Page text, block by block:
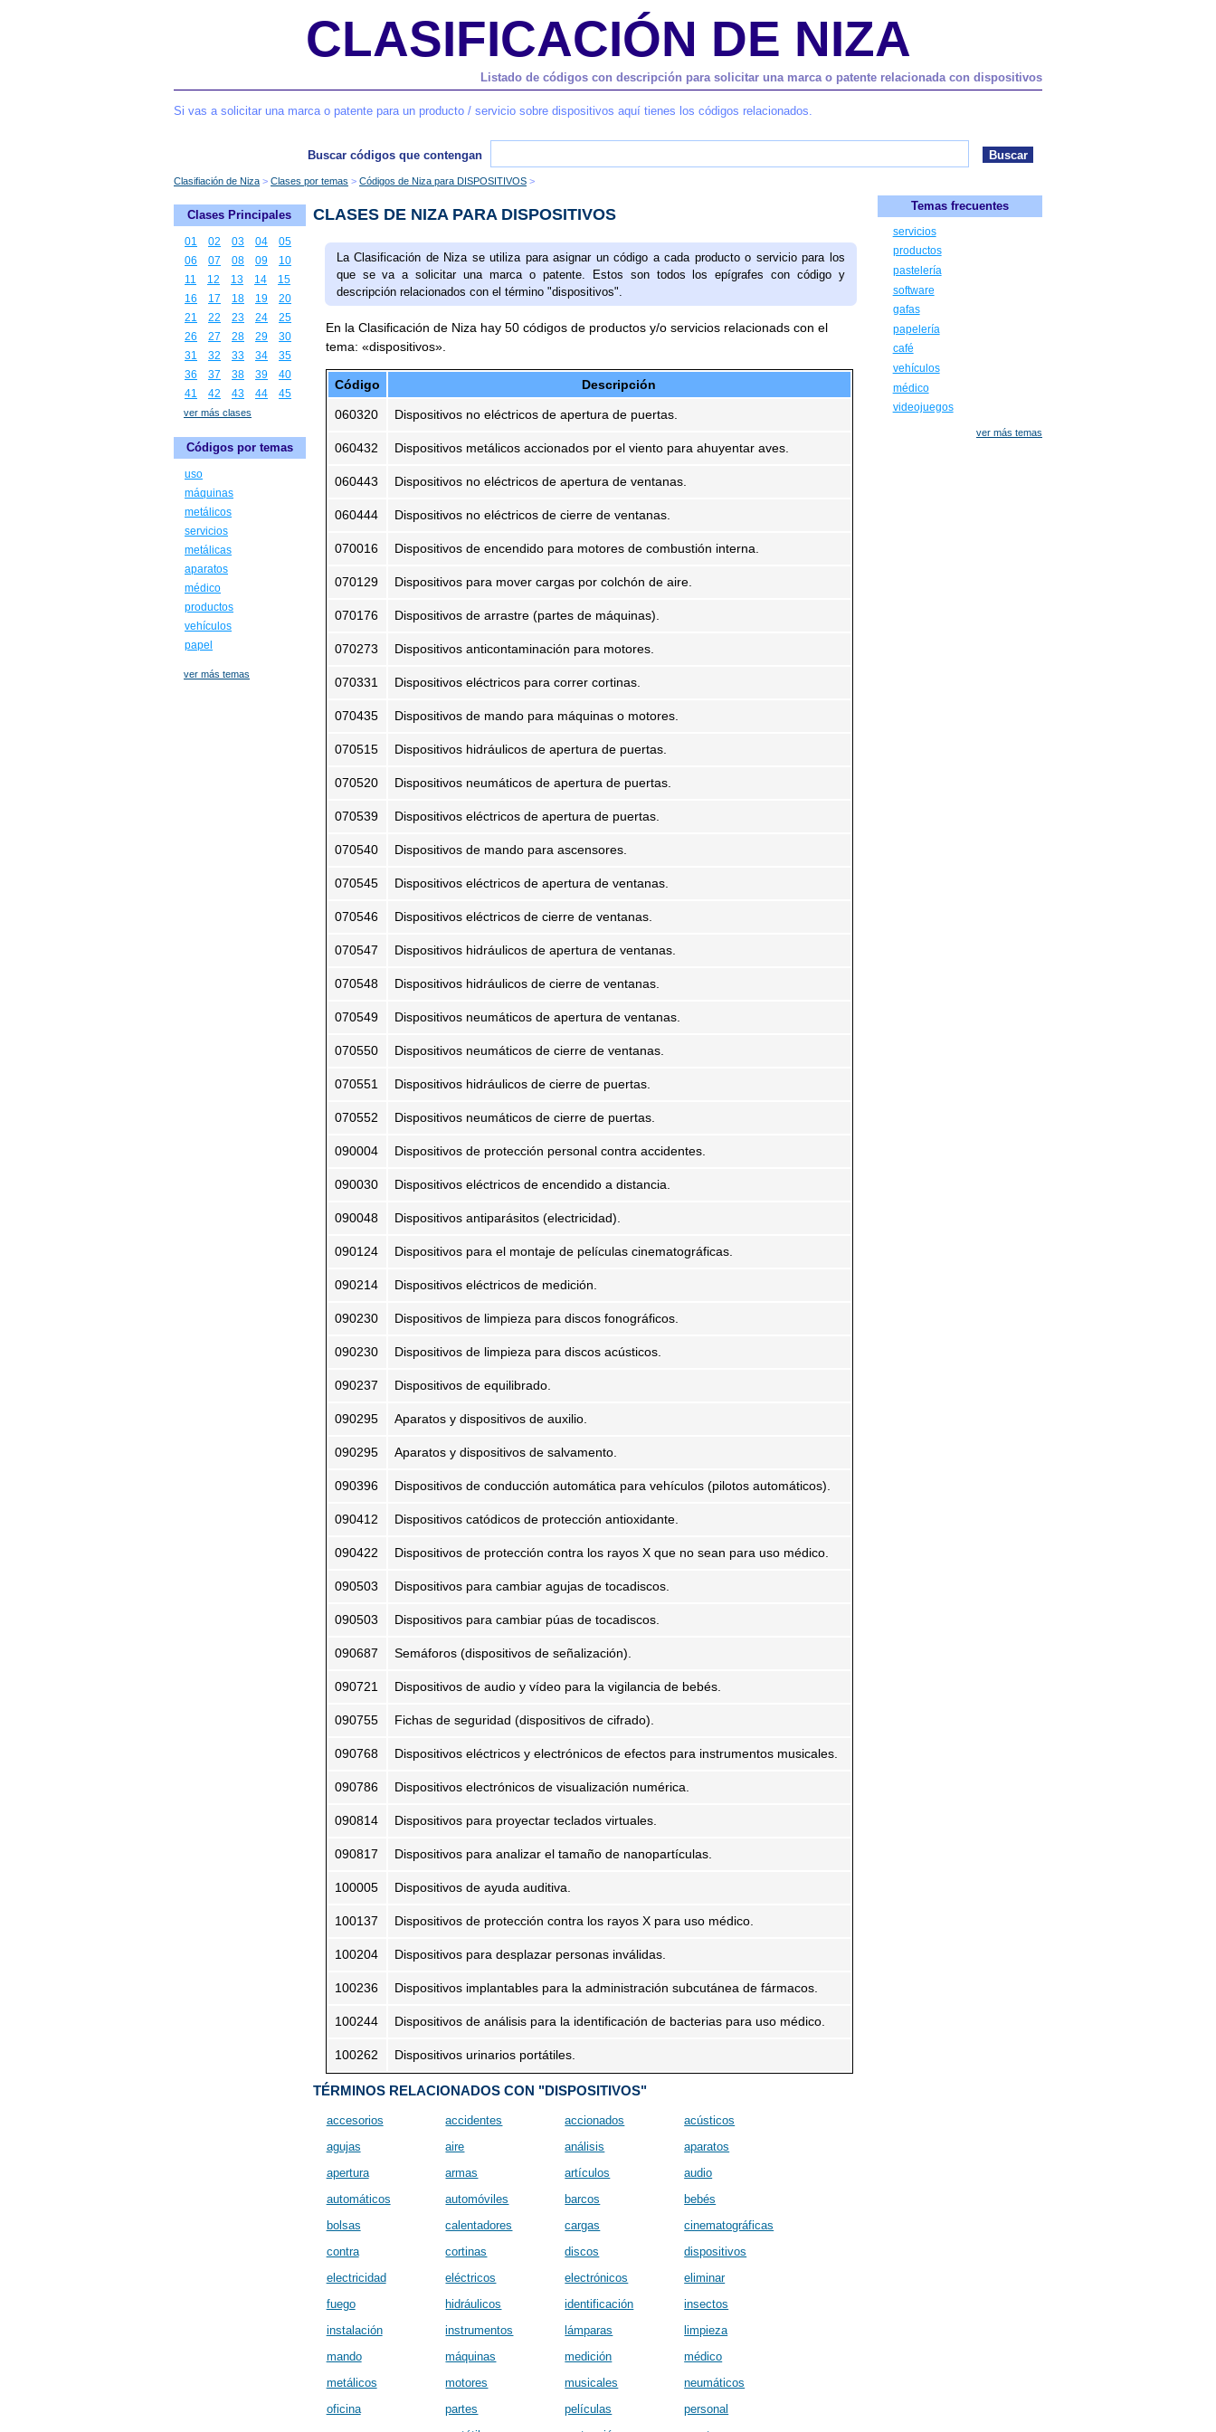
CLASIFICACIÓN DE NIZA
Listado de códigos con descripción para solicitar una marca o patente relacionada con dispositivos
Si vas a solicitar una marca o patente para un producto / servicio sobre dispositivos aquí tienes los códigos relacionados.
Buscar códigos que contengan
Clasifiación de Niza Clases por temas Códigos de Niza para DISPOSITIVOS
CLASES DE NIZA PARA DISPOSITIVOS
La Clasificación de Niza se utiliza para asignar un código a cada producto o servicio para los
que se va a solicitar una marca o patente. Estos son todos los epígrafes con código y
descripción relacionados con el término "dispositivos".
En la Clasificación de Niza hay 50 códigos de productos y/o servicios relacionads con el
tema: «dispositivos».
Código Descripción
060320 Dispositivos no eléctricos de apertura de puertas.
060432 Dispositivos metálicos accionados por el viento para ahuyentar aves.
060443 Dispositivos no eléctricos de apertura de ventanas.
060444 Dispositivos no eléctricos de cierre de ventanas.
070016 Dispositivos de encendido para motores de combustión interna.
070129 Dispositivos para mover cargas por colchón de aire.
070176 Dispositivos de arrastre (partes de máquinas).
070273 Dispositivos anticontaminación para motores.
070331 Dispositivos eléctricos para correr cortinas.
070435 Dispositivos de mando para máquinas o motores.
070515 Dispositivos hidráulicos de apertura de puertas.
070520 Dispositivos neumáticos de apertura de puertas.
070539 Dispositivos eléctricos de apertura de puertas.
070540 Dispositivos de mando para ascensores.
070545 Dispositivos eléctricos de apertura de ventanas.
070546 Dispositivos eléctricos de cierre de ventanas.
070547 Dispositivos hidráulicos de apertura de ventanas.
070548 Dispositivos hidráulicos de cierre de ventanas.
070549 Dispositivos neumáticos de apertura de ventanas.
070550 Dispositivos neumáticos de cierre de ventanas.
070551 Dispositivos hidráulicos de cierre de puertas.
070552 Dispositivos neumáticos de cierre de puertas.
090004 Dispositivos de protección personal contra accidentes.
090030 Dispositivos eléctricos de encendido a distancia.
090048 Dispositivos antiparásitos (electricidad).
090124 Dispositivos para el montaje de películas cinematográficas.
090214 Dispositivos eléctricos de medición.
090230 Dispositivos de limpieza para discos fonográficos.
090230 Dispositivos de limpieza para discos acústicos.
090237 Dispositivos de equilibrado.
090295 Aparatos y dispositivos de auxilio.
090295 Aparatos y dispositivos de salvamento.
090396 Dispositivos de conducción automática para vehículos (pilotos automáticos).
090412 Dispositivos catódicos de protección antioxidante.
090422 Dispositivos de protección contra los rayos X que no sean para uso médico.
090503 Dispositivos para cambiar agujas de tocadiscos.
090503 Dispositivos para cambiar púas de tocadiscos.
090687 Semáforos (dispositivos de señalización).
090721 Dispositivos de audio y vídeo para la vigilancia de bebés.
090755 Fichas de seguridad (dispositivos de cifrado).
090768 Dispositivos eléctricos y electrónicos de efectos para instrumentos musicales.
090786 Dispositivos electrónicos de visualización numérica.
090814 Dispositivos para proyectar teclados virtuales.
090817 Dispositivos para analizar el tamaño de nanopartículas.
100005 Dispositivos de ayuda auditiva.
100137 Dispositivos de protección contra los rayos X para uso médico.
100204 Dispositivos para desplazar personas inválidas.
100236 Dispositivos implantables para la administración subcutánea de fármacos.
100244 Dispositivos de análisis para la identificación de bacterias para uso médico.
100262 Dispositivos urinarios portátiles.
TÉRMINOS RELACIONADOS CON "DISPOSITIVOS"
accesorios accidentes accionados
acústicos
agujas
aire análisis
aparatos
apertura
armas artículos
audio
automáticos
automóviles barcos
bebés
bolsas
calentadores cargas
cinematográficas
contra
cortinas discos
dispositivos
electricidad
eléctricos electrónicos
eliminar
fuego
hidráulicos identificación
insectos
instalación
instrumentos lámparas
limpieza
mando
máquinas medición
médico
metálicos
motores musicales
neumáticos
oficina
partes películas
personal
Clases Principales
01 02 03 04
05
06
07 08 09
10
11
12 13 14
15
16
17 18 19
20
21
22 23 24
25
26
27 28 29
30
31
32 33 34
35
36
37 38 39
40
41
42 43 44 45
ver más clases
Códigos por temas
uso
máquinas
metálicos
servicios
metálicas
aparatos
médico
productos
vehículos
papel
ver más temas
Temas frecuentes
servicios
productos
pastelería
software
gafas
papelería
café
vehículos
médico
videojuegos
ver más temas